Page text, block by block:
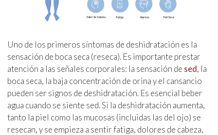
Uno de los primeros síntomas de deshidratación es la
sensación de boca seca (reseca). Es importante prestar
atención a las señales corporales: la sensación de sed, la
boca seca, la baja concentración de orina y el cansancio
pueden ser signos de deshidratación. Es esencial beber
agua cuando se siente sed. Si la deshidratación aumenta,
tanto la piel como las mucosas (incluidas las del ojo) se
resecan, y se empieza a sentir fatiga, dolores de cabeza,